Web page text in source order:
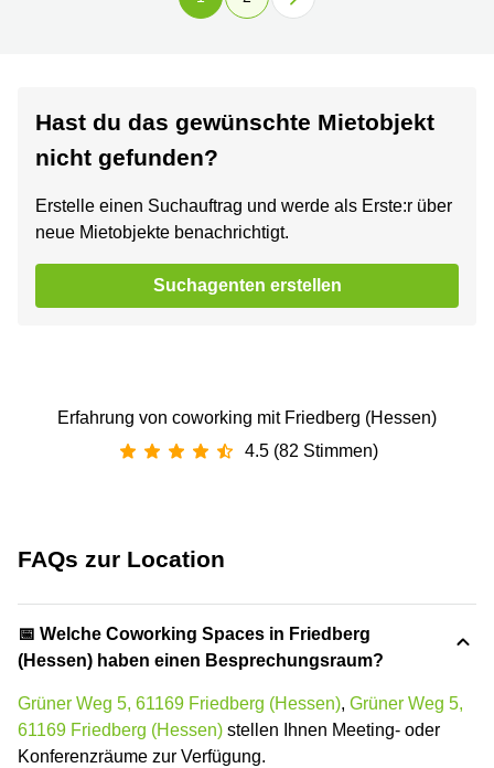
Hast du das gewünschte Mietobjekt
nicht gefunden?
Erstelle einen Suchauftrag und werde als Erste:r über
neue Mietobjekte benachrichtigt.
Suchagenten erstellen
Erfahrung von coworking mit Friedberg (Hessen)
4.5 (82 Stimmen)
FAQs zur Location
📅 Welche Coworking Spaces in Friedberg
(Hessen) haben einen Besprechungsraum?
Grüner Weg 5, 61169 Friedberg (Hessen), Grüner Weg 5,
61169 Friedberg (Hessen) stellen Ihnen Meeting- oder
Konferenzräume zur Verfügung.